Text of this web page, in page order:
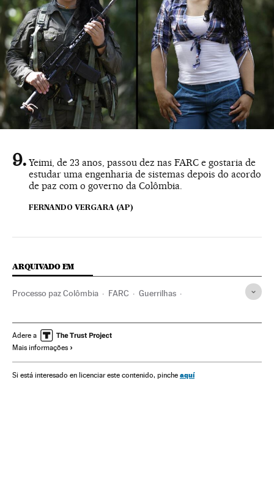
Yeimi, de 23 anos, passou dez nas FARC e gostaria de
estudar uma engenharia de sistemas depois do acordo
de paz com o governo da Colômbia.
FERNANDO VERGARA (AP)
ARQUIVADO EM
Processo paz Colômbia FARC Guerrilhas
Grupos terroristas Guerra
América Latina
Administração Estado América Política
Adere a
Mais informações
Si está interesado en licenciar este contenido, pinche aquí